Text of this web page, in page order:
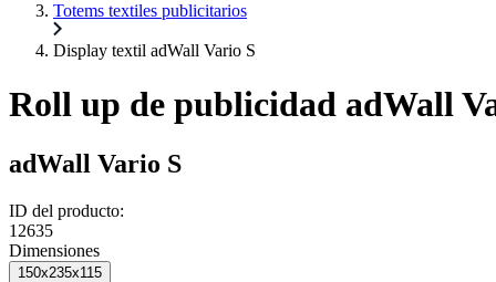
Totems textiles publicitarios
Display textil adWall Vario S
Roll up de publicidad adWall
adWall Vario S
ID del producto:
12635
Dimensiones
150x235x115